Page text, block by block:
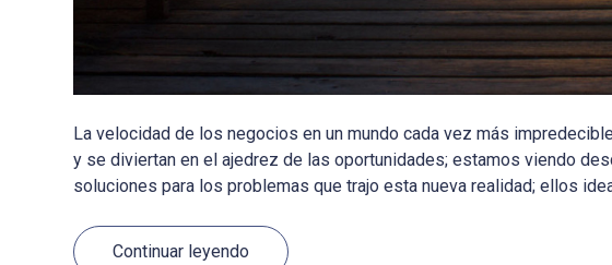
La velocidad de los negocios en un mundo cada vez más
y se diviertan en el ajedrez de las oportunidades; estamos viendo
soluciones para los problemas que trajo esta nueva realidad; ellos
Continuar leyendo